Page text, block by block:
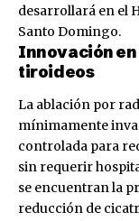
desarrollará en el
Santo Domingo.
Innovación
tiroideos
La ablación por
mínimamente
controlada para
sin requerir
se encuentran la
reducción de